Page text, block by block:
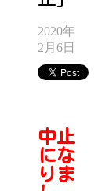
2020年
2月6日
中止
にな
りま